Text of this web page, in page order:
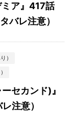
ミア』417話
バレ注意）
）
セカンド)』
注意）